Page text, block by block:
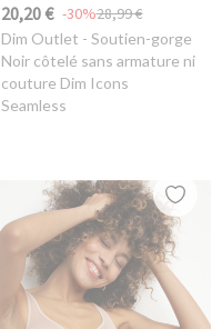
20,20 € 28,99 €
-30%
Dim Outlet - Soutien-gorge
Noir côtelé sans armature ni
couture Dim Icons
Seamless